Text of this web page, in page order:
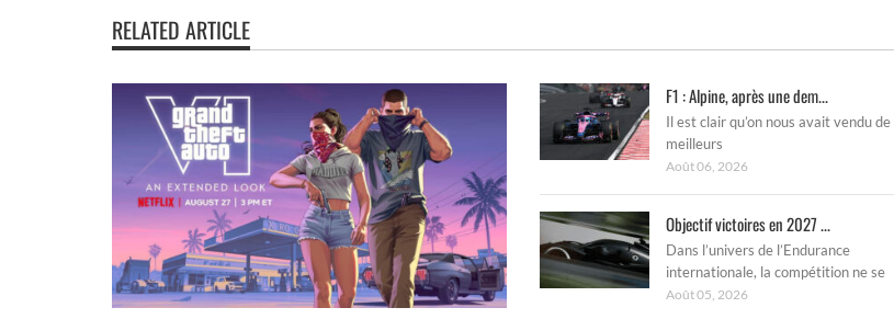
RELATED ARTICLE
F1 : Alpine, après une dem...
Il est clair qu’on nous avait vendu de
meilleurs
Août 06, 2026
Objectif victoires en 2027 ...
Dans l’univers de l’Endurance
internationale, la compétition ne se
Août 05, 2026